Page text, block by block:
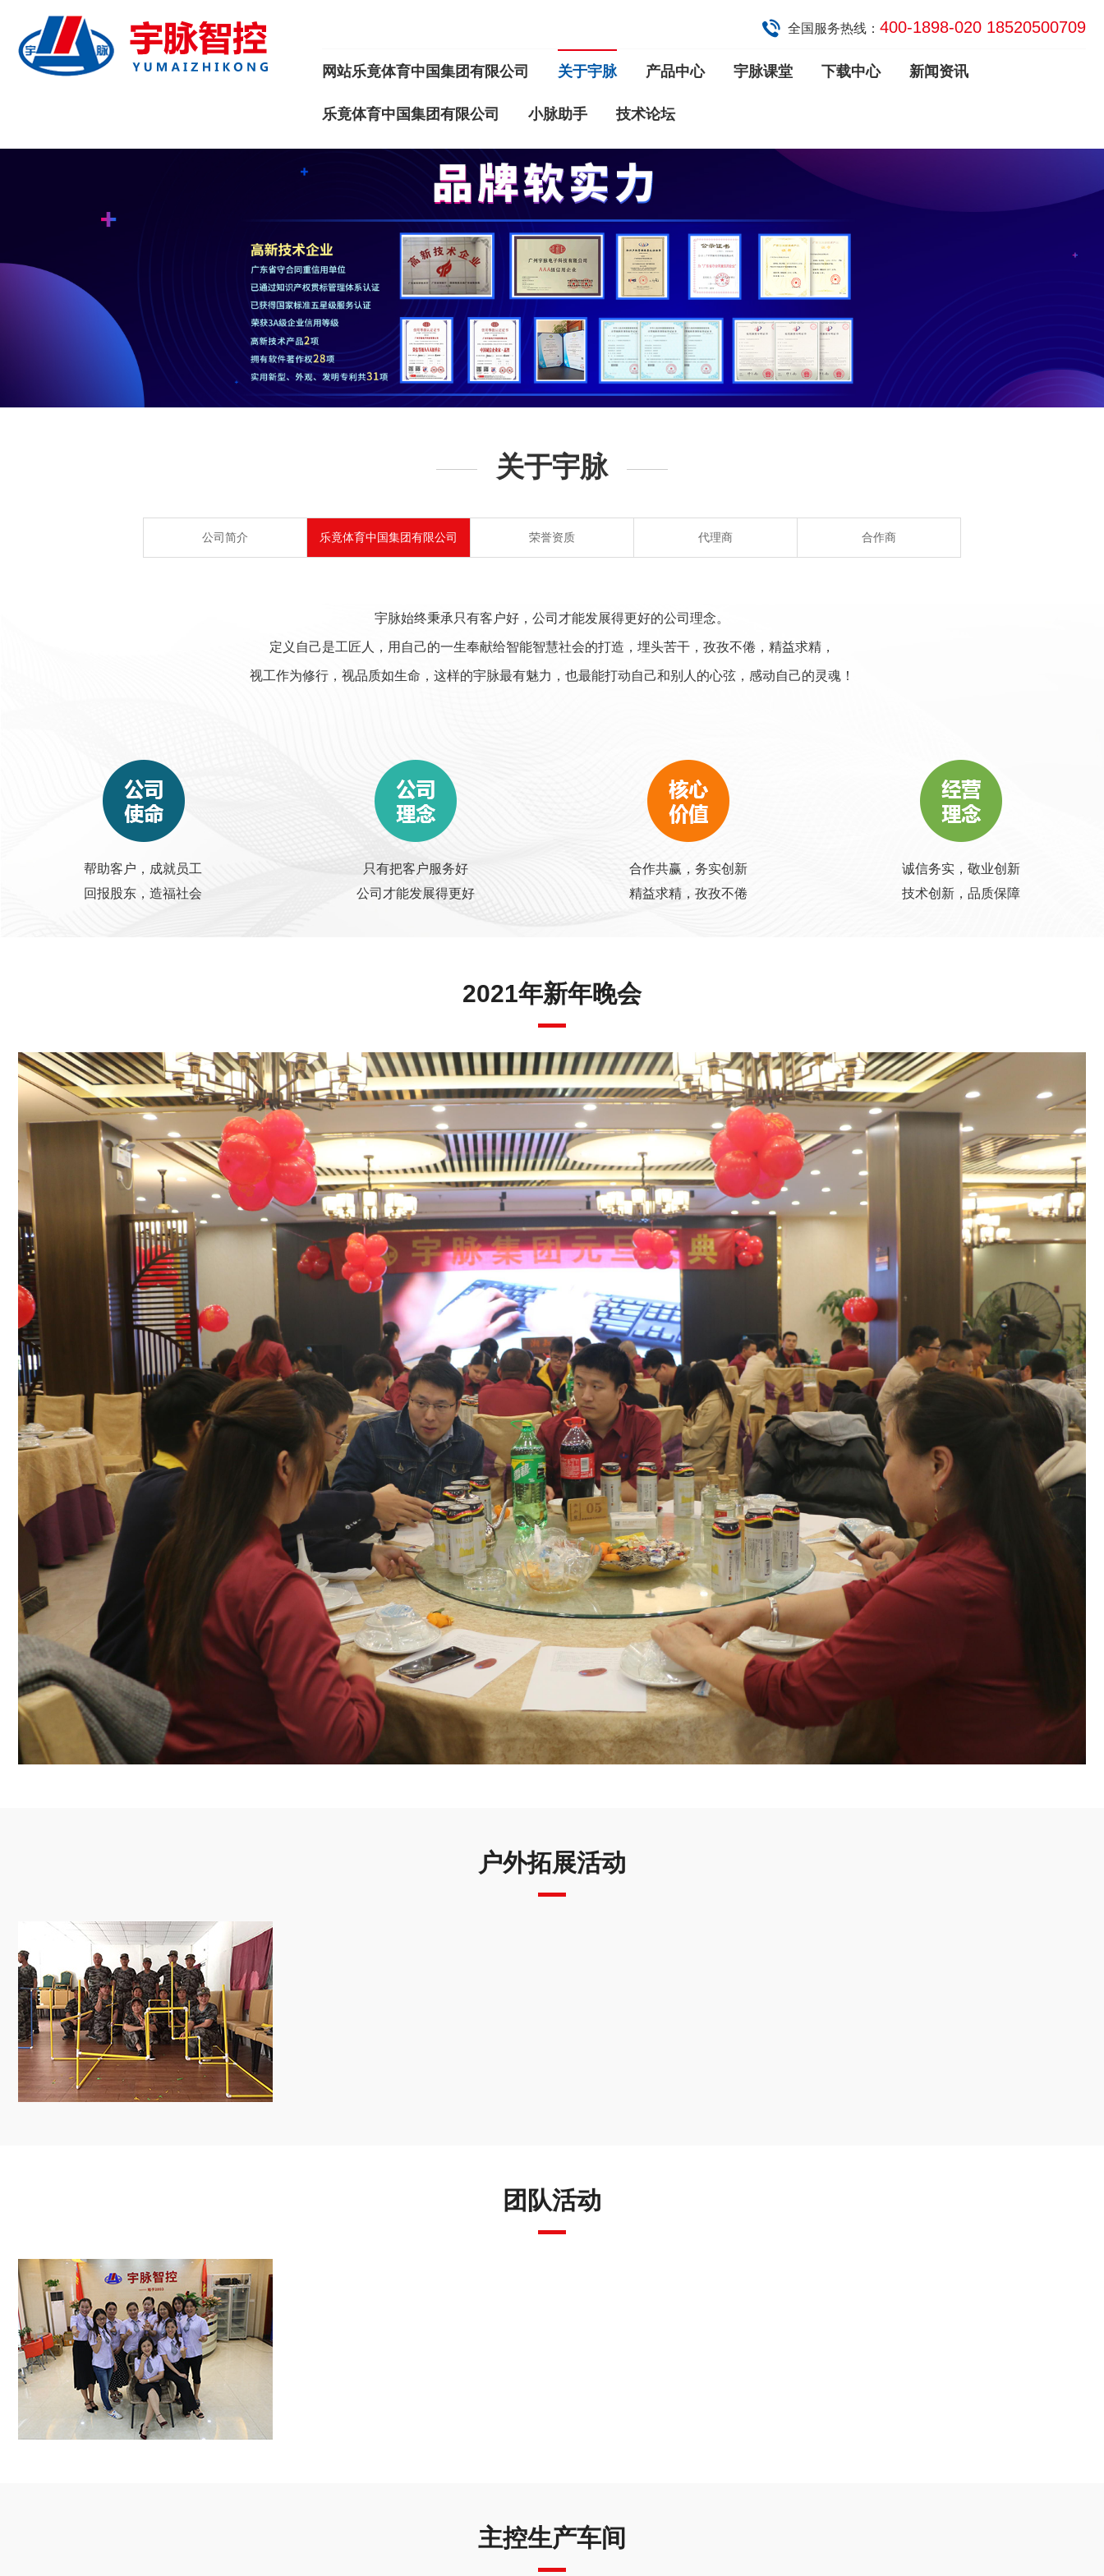
全国服务热线： 400-1898-020 18520500709
网站乐竟体育中国集团有限公司 关于宇脉 产品中心 宇脉课堂 下载中心 新闻资讯
乐竟体育中国集团有限公司 小脉助手 技术论坛
关于宇脉
公司简介 乐竟体育中国集团有限公司 荣誉资质 代理商 合作商
宇脉始终秉承只有客户好，公司才能发展得更好的公司理念。
定义自己是工匠人，用自己的一生奉献给智能智慧社会的打造，埋头苦干，孜孜不倦，精益求精，
视工作为修行，视品质如生命，这样的宇脉最有魅力，也最能打动自己和别人的心弦，感动自己的灵魂！
帮助客户，成就员工
回报股东，造福社会
只有把客户服务好
公司才能发展得更好
合作共赢，务实创新
精益求精，孜孜不倦
诚信务实，敬业创新
技术创新，品质保障
2021年新年晚会
户外拓展活动
团队活动
主控生产车间